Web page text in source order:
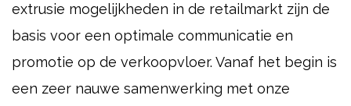
extrusie mogelijkheden in de retailmarkt zijn de
basis voor een optimale communicatie en
promotie op de verkoopvloer. Vanaf het begin is
een zeer nauwe samenwerking met onze